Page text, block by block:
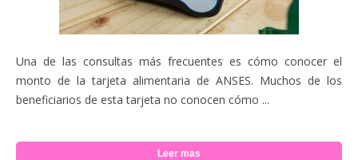
Una de las consultas más frecuentes es cómo conocer el
monto de la tarjeta alimentaria de ANSES. Muchos de los
beneficiarios de esta tarjeta no conocen cómo ...
Leer mas